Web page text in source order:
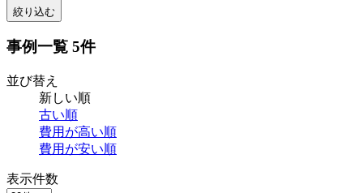
絞り込む
事例一覧 5件
並び替え
新しい順
古い順
費用が高い順
費用が安い順
表示件数